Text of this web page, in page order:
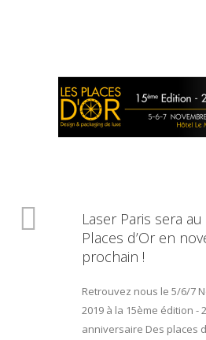
Laser Paris sera
Places d’Or en
prochain !
Retrouvez nous le 5/6/7
2019 à la 15ème édition -
anniversaire Des places